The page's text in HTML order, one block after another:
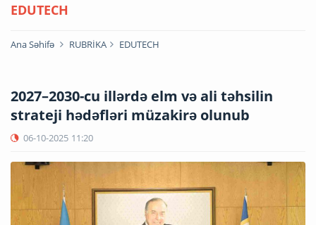
EDUTECH
Ana Səhifə RUBRİKA EDUTECH
2027–2030-cu illərdə elm və ali təhsilin
strateji hədəfləri müzakirə olunub
06-10-2025 11:20